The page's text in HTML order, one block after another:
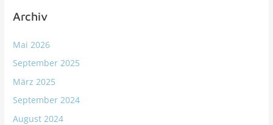
Archiv
Mai 2026
September 2025
März 2025
September 2024
August 2024